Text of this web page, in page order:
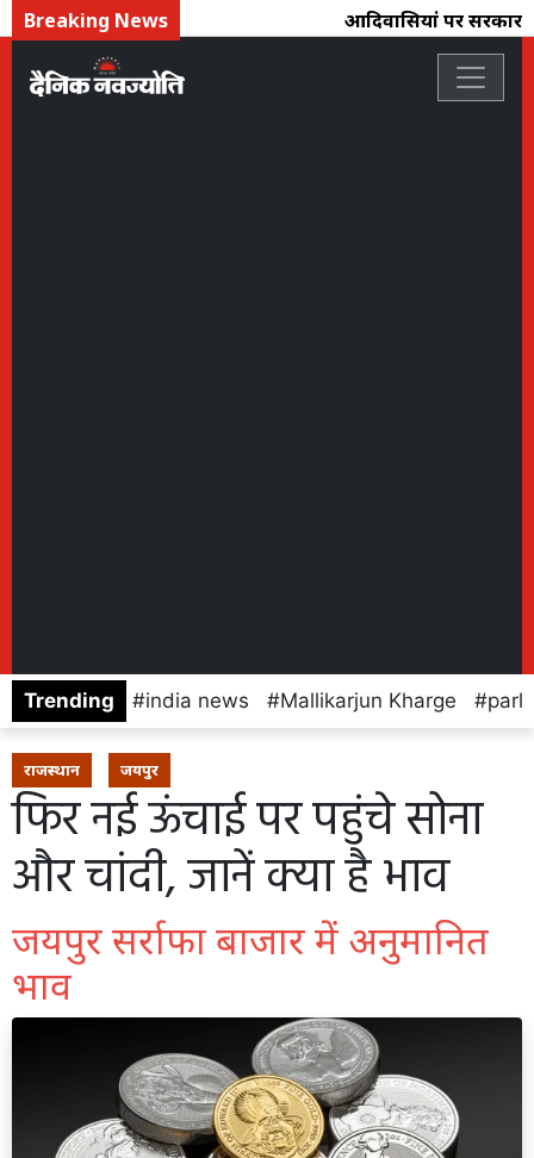
Breaking News आदिवासियोंं पर सरकार
Trending india news Mallikarjun Kharge
राजस्थान जयपुर
फिर नई ऊंचाई पर पहुंचे सोना
और चांदी, जानें क्या है भाव
जयपुर सर्राफा बाजार में अनुमानित
भाव